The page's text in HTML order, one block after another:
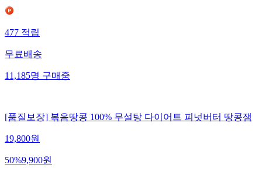
477적립
무료배송
11,185명구매중
[품질보장] 볶음땅콩 100% 무설탕 다이어트 피넛버터 땅콩잼
19,800원
50%9,900원